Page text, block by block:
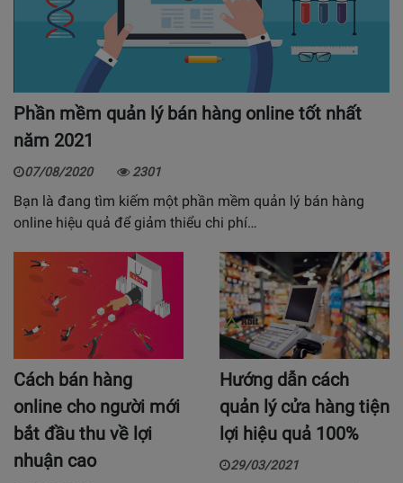
Phần mềm quản lý bán hàng online tốt nhất
năm 2021
07/08/2020 2301
Bạn là đang tìm kiếm một phần mềm quản lý bán hàng
online hiệu quả để giảm thiểu chi phí…
Cách bán hàng
online cho người mới
bắt đầu thu về lợi
nhuận cao
Hướng dẫn cách
quản lý cửa hàng tiện
lợi hiệu quả 100%
29/03/2021